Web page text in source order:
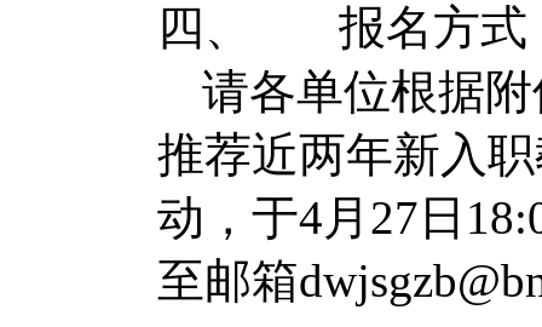
四、 报名方式
请各单位根据
推荐近两年新入
动， 于4月 27 日 18
至邮箱dwjsgzb@